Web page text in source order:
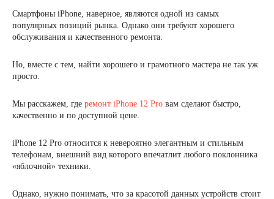
Смартфоны iPhone, наверное, являются одной из самых
популярных позиций рынка. Однако они требуют хорошего
обслуживания и качественного ремонта.
Но, вместе с тем, найти хорошего и грамотного мастера не так уж
просто.
Мы расскажем, где ремонт iPhone 12 Pro вам сделают быстро,
качественно и по доступной цене.
iPhone 12 Pro относится к невероятно элегантным и стильным
телефонам, внешний вид которого впечатлит любого поклонника
«яблочной» техники.
Однако, нужно понимать, что за красотой данных устройств стоит